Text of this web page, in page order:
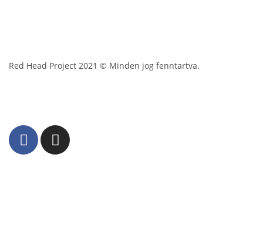
Red Head Project 2021 © Minden jog fenntartva.